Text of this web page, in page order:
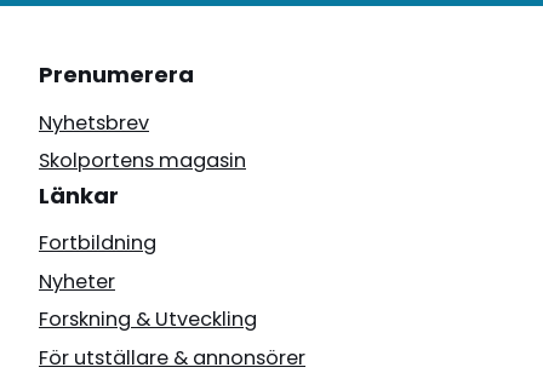
Prenumerera
Nyhetsbrev
Skolportens magasin
Länkar
Fortbildning
Nyheter
Forskning & Utveckling
För utställare & annonsörer